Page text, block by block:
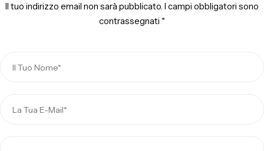
Il tuo indirizzo email non sarà pubblicato. I campi obbligatori sono
contrassegnati *